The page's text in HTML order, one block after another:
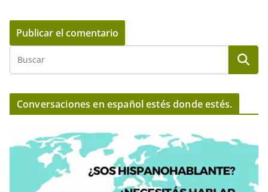
Conversaciones en español estés donde estés.
e